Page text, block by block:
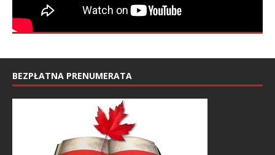
BEZPŁATNA PRENUMERATA